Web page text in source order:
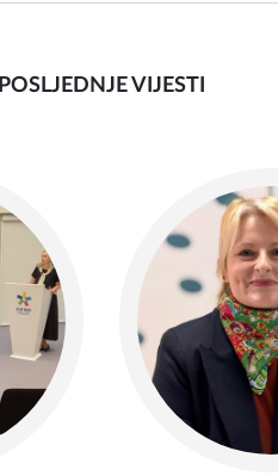
POSLJEDNJE VIJESTI